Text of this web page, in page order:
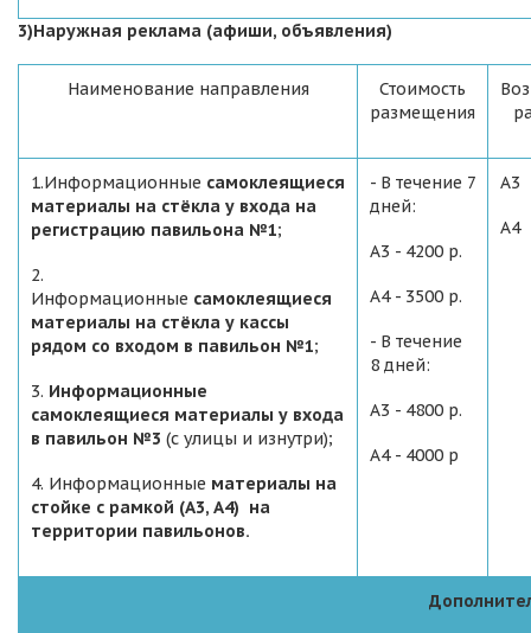
3)Наружная реклама (афиши, объявления)
Наименование направления
Стоимость
размещения
1.Информационные самоклеящиеся
материалы на стёкла у входа на
регистрацию павильона №1;
2.
Информационные самоклеящиеся
материалы на стёкла у кассы
рядом со входом в павильон №1;
3. Информационные
самоклеящиеся материалы у входа
в павильон №3 (с улицы и изнутри);
4. Информационные материалы на
стойке с рамкой (А3, А4) на
территории павильонов.
- В течение 7
дней:
А3 - 4200 р.
А4 - 3500 р.
- В течение
8 дней:
А3 - 4800 р.
А4 - 4000 р
А3
А4